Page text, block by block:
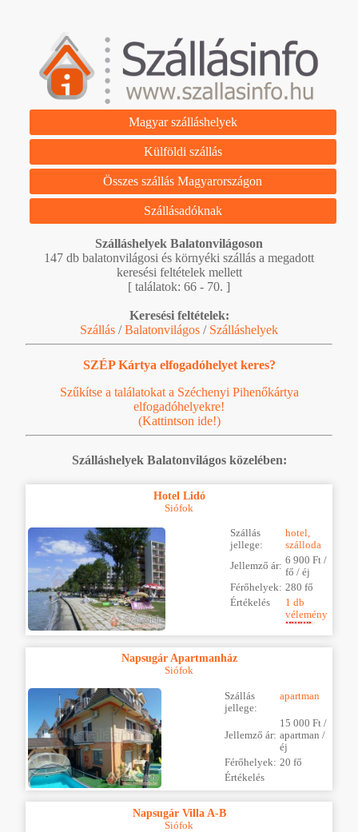
Magyar szálláshelyek
Külföldi szállás
Összes szállás Magyarországon
Szállásadóknak
Szálláshelyek Balatonvilágoson
147 db balatonvilágosi és környéki szállás a megadott
keresési feltételek mellett
[ találatok: 66 - 70. ]
Keresési feltételek:
Szállás /Balatonvilágos / Szálláshelyek
SZÉP Kártya elfogadóhelyet keres?
Szűkítse a találatokat a Széchenyi Pihenőkártya
elfogadóhelyekre!
(Kattintson ide!)
Szálláshelyek Balatonvilágos közelében:
Hotel Lidó
Siófok
Szállás
jellege:
hotel,
szálloda
Jellemző ár: 6 900 Ft /
fő / éj
Férőhelyek: 280 fő
Értékelés
1 db
vélemény
Napsugár Apartmanház
Siófok
Szállás
jellege:
apartman
Jellemző ár:
15 000 Ft /
apartman /
éj
Férőhelyek: 20 fő
Értékelés
Napsugár Villa A-B
Siófok